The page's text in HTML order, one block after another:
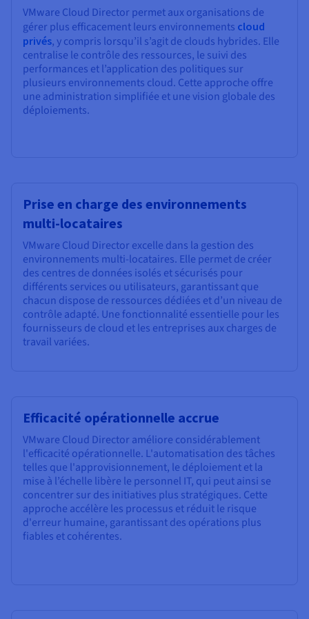
VMware Cloud Director permet aux organisations de
gérer plus efficacement leurs environnements cloud
privés, y compris lorsqu’il s’agit de clouds hybrides. Elle
centralise le contrôle des ressources, le suivi des
performances et l’application des politiques sur
plusieurs environnements cloud. Cette approche offre
une administration simplifiée et une vision globale des
déploiements.
Prise en charge des environnements
multi-locataires
VMware Cloud Director excelle dans la gestion des
environnements multi-locataires. Elle permet de créer
des centres de données isolés et sécurisés pour
différents services ou utilisateurs, garantissant que
chacun dispose de ressources dédiées et d’un niveau de
contrôle adapté. Une fonctionnalité essentielle pour les
fournisseurs de cloud et les entreprises aux charges de
travail variées.
Efficacité opérationnelle accrue
VMware Cloud Director améliore considérablement
l'efficacité opérationnelle. L'automatisation des tâches
telles que l'approvisionnement, le déploiement et la
mise à l’échelle libère le personnel IT, qui peut ainsi se
concentrer sur des initiatives plus stratégiques. Cette
approche accélère les processus et réduit le risque
d'erreur humaine, garantissant des opérations plus
fiables et cohérentes.